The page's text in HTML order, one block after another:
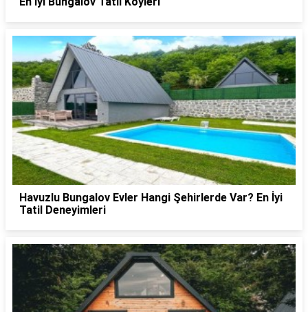
Havuzlu Bungalov Evler Hangi Şehirlerde Var? En İyi
Tatil Deneyimleri